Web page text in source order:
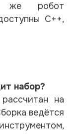
же робот
C++,
набор?
на
ведётся